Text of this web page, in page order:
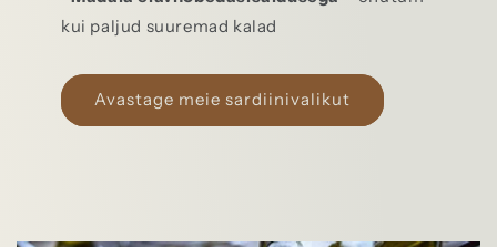
kui paljud suuremad kalad
Avastage meie sardiinivalikut